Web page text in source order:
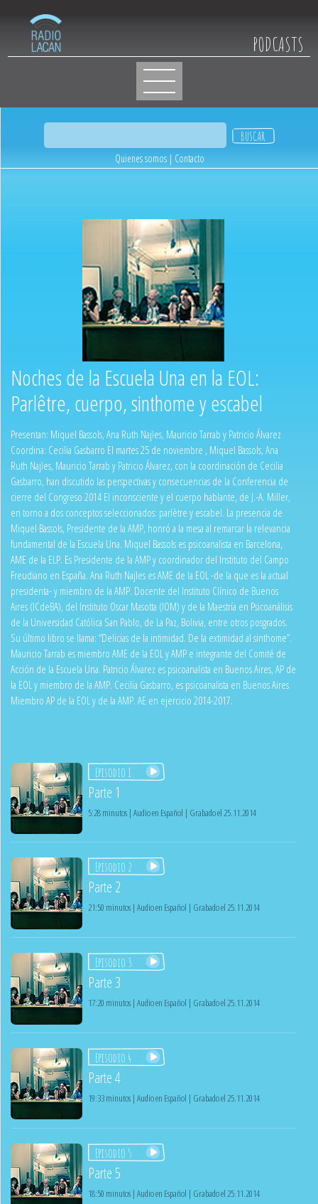
PODCASTS
Quienes somos| Contacto
Noches de la Escuela Una en la EOL:
Parlêtre, cuerpo, sinthome y escabel
Presentan: Miquel Bassols, Ana Ruth Najles, Mauricio Tarrab y Patricio Álvarez
Coordina: Cecilia Gasbarro El martes 25 de noviembre , Miquel Bassols, Ana
Ruth Najles, Mauricio Tarrab y Patricio Álvarez, con la coordinación de Cecilia
Gasbarro, han discutido las perspectivas y consecuencias de la Conferencia de
cierre del Congreso 2014 El inconsciente y el cuerpo hablante, de J.-A. Miller,
en torno a dos conceptos seleccionados: parlètre y escabel. La presencia de
Miquel Bassols, Presidente de la AMP, honró a la mesa al remarcar la relevancia
fundamental de la Escuela Una. Miquel Bassols es psicoanalista en Barcelona,
AME de la ELP. Es Presidente de la AMP y coordinador del Instituto del Campo
Freudiano en España. Ana Ruth Najles es AME de la EOL -de la que es la actual
presidenta- y miembro de la AMP. Docente del Instituto Clínico de Buenos
Aires (ICdeBA), del Instituto Oscar Masotta (IOM) y de la Maestría en Psicoanálisis
de la Universidad Católica San Pablo, de La Paz, Bolivia, entre otros posgrados.
Su último libro se llama: “Delicias de la intimidad. De la extimidad al sinthome”.
Mauricio Tarrab es miembro AME de la EOL y AMP e integrante del Comité de
Acción de la Escuela Una. Patricio Álvarez es psicoanalista en Buenos Aires, AP de
la EOL y miembro de la AMP. Cecilia Gasbarro, es psicoanalista en Buenos Aires
Miembro AP de la EOL y de la AMP. AE en ejercicio 2014-2017.
Episodio 1
Parte 1
5:28 minutos | Audio en Español | Grabado el 25.11.2014
Episodio 2
Parte 2
21:50 minutos | Audio en Español | Grabado el 25.11.2014
Episodio 3
Parte 3
17:20 minutos | Audio en Español | Grabado el 25.11.2014
Episodio 4
Parte 4
19:33 minutos | Audio en Español | Grabado el 25.11.2014
Episodio 5
Parte 5
18:50 minutos | Audio en Español | Grabado el 25.11.2014